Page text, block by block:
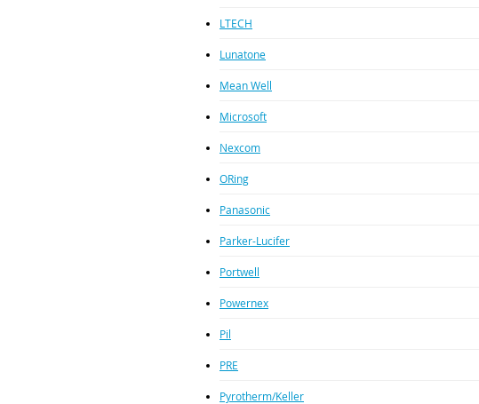
LTECH
Lunatone
Mean Well
Microsoft
Nexcom
ORing
Panasonic
Parker-Lucifer
Portwell
Powernex
Pil
PRE
Pyrotherm/Keller